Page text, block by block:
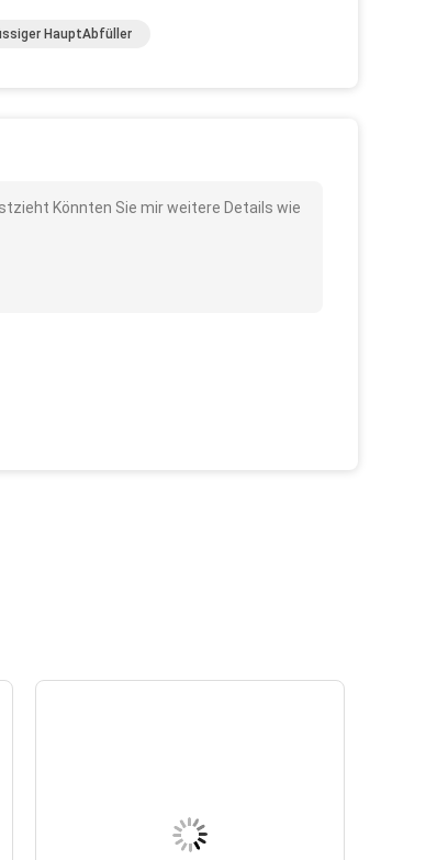
HauptAbfüller
Könnten Sie mir weitere Details wie